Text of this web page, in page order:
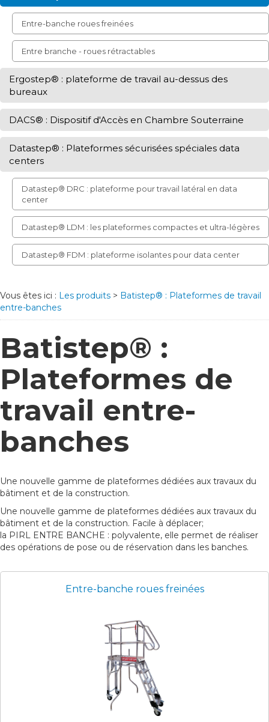
Entre-banche roues freinées
Entre branche - roues rétractables
Ergostep® : plateforme de travail au-dessus des
bureaux
DACS® : Dispositif d'Accès en Chambre Souterraine
Datastep® : Plateformes sécurisées spéciales data
centers
Datastep® DRC : plateforme pour travail latéral en data
center
Datastep® LDM : les plateformes compactes et ultra-légères
Datastep® FDM : plateforme isolantes pour data center
Vous êtes ici : Les produits > Batistep® : Plateformes de travail
entre-banches
Batistep® :
Plateformes de
travail entre-
banches
Une nouvelle gamme de plateformes dédiées aux travaux du
bâtiment et de la construction.
Une nouvelle gamme de plateformes dédiées aux travaux du
bâtiment et de la construction. Facile à déplacer;
la PIRL ENTRE BANCHE : polyvalente, elle permet de réaliser
des opérations de pose ou de réservation dans les banches.
Entre-banche roues freinées